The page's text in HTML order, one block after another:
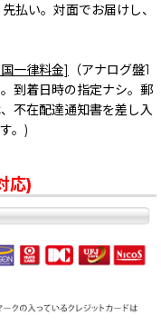
払い。対面でお届けし、
一律料金]
（アナログ盤1
到着日時の指定ナシ。郵
不在配達通知書を差し入
。)
応)